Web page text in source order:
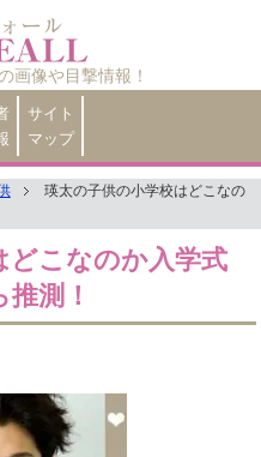
画像や目撃情報！
サイト
マップ
瑛太の子供の小学校はどこなの
どこなのか入学式
測！